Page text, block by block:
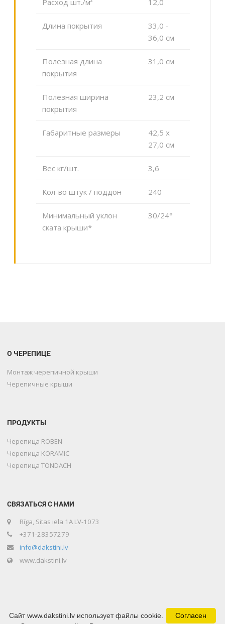
Расход шт./м² 12,0
Длина покрытия
33,0 -
36,0 см
Полезная длина
покрытия
31,0 см
Полезная ширина
покрытия
23,2 см
Габаритные размеры
42,5 x
27,0 см
Вес кг/шт. 3,6
Кол-во штук / поддон 240
Минимальный уклон
ската крыши*
30/24°
О ЧЕРЕПИЦЕ
Монтаж черепичной крыши
Черепичные крыши
ПРОДУКТЫ
Черепица ROBEN
Черепица KORAMIC
Черепица TONDACH
СВЯЗАТЬСЯ С НАМИ
Rīga, Sitas iela 1A LV-1073
+371-28357279
info@dakstini.lv
www.dakstini.lv
Согласен
Сайт www.dakstini.lv использует файлы cookie.